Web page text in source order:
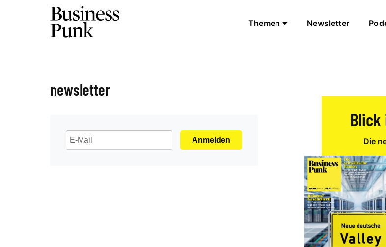
Themen Newsletter
newsletter
Anmelden
Blick
Die